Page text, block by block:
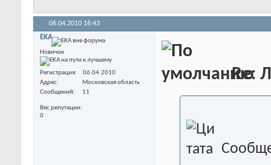
06.04.2010 16:43
EKA
Новичок
Регистрация
06.04.2010
Адрес
Московская область
Сообщений
11
Вес репутации
0
Re: